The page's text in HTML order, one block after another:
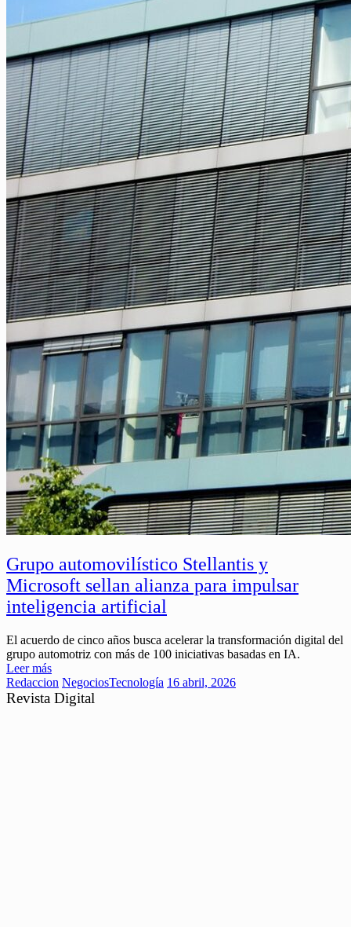
Grupo automovilístico Stellantis y
Microsoft sellan alianza para impulsar
inteligencia artificial
El acuerdo de cinco años busca acelerar la transformación digital del
grupo automotriz con más de 100 iniciativas basadas en IA.
Leer más
Redaccion NegociosTecnología 16 abril, 2026
Revista Digital